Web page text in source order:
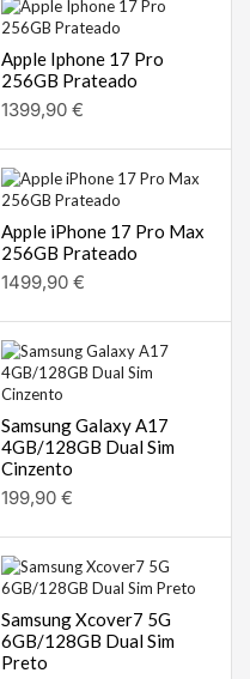
Apple Iphone 17 Pro
256GB Prateado
1399,90 €
Apple iPhone 17 Pro Max
256GB Prateado
1499,90 €
Samsung Galaxy A17
4GB/128GB Dual Sim
Cinzento
199,90 €
Samsung Xcover7 5G
6GB/128GB Dual Sim
Preto